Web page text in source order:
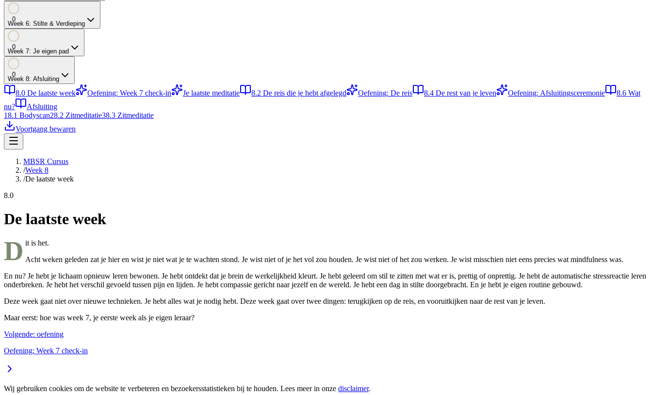
0
Week 6: Stilte & Verdieping
0
Week 7: Je eigen pad
0
Week 8: Afsluiting
8.0 De laatste week Oefening: Week 7 check-in Je laatste meditatie 8.2 De reis die je hebt afgelegd Oefening: De reis 8.4 De rest van je leven Oefening: Afsluitingsceremonie 8.6 Wat
nu?
Afsluiting
18.1 Bodyscan28.2 Zitmeditatie38.3 Zitmeditatie
Voortgang bewaren
MBSR Cursus
/Week 8
/De laatste week
8.0
De laatste week
D it is het.
Acht weken geleden zat je hier en wist je niet wat je te wachten stond. Je wist niet of je het vol zou houden. Je wist niet of het zou werken. Je wist misschien niet eens precies wat mindfulness was.
En nu? Je hebt je lichaam opnieuw leren bewonen. Je hebt ontdekt dat je brein de werkelijkheid kleurt. Je hebt geleerd om stil te zitten met wat er is, prettig of onprettig. Je hebt de automatische stressreactie leren
onderbreken. Je hebt het verschil gevoeld tussen pijn en lijden. Je hebt compassie gericht naar jezelf en de wereld. Je hebt een dag in stilte doorgebracht. En je hebt je eigen routine gebouwd.
Deze week gaat niet over nieuwe technieken. Je hebt alles wat je nodig hebt. Deze week gaat over twee dingen: terugkijken op de reis, en vooruitkijken naar de rest van je leven.
Maar eerst: hoe was week 7, je eerste week als je eigen leraar?
Volgende: oefening
Oefening: Week 7 check-in
Wij gebruiken cookies om de website te verbeteren en bezoekersstatistieken bij te houden. Lees meer in onze disclaimer.